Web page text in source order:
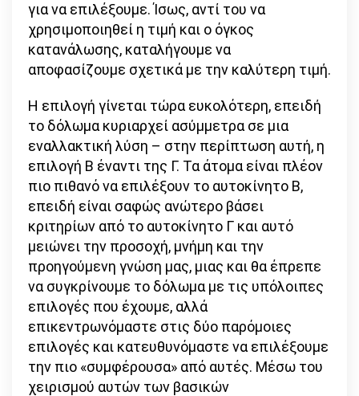
για να επιλέξουμε. Ίσως, αντί του να
χρησιμοποιηθεί η τιμή και ο όγκος
κατανάλωσης, καταλήγουμε να
αποφασίζουμε σχετικά με την καλύτερη τιμή.
Η επιλογή γίνεται τώρα ευκολότερη, επειδή
το δόλωμα κυριαρχεί ασύμμετρα σε μια
εναλλακτική λύση – στην περίπτωση αυτή, η
επιλογή Β έναντι της Γ. Τα άτομα είναι πλέον
πιο πιθανό να επιλέξουν το αυτοκίνητο Β,
επειδή είναι σαφώς ανώτερο βάσει
κριτηρίων από το αυτοκίνητο Γ και αυτό
μειώνει την προσοχή, μνήμη και την
προηγούμενη γνώση μας, μιας και θα έπρεπε
να συγκρίνουμε το δόλωμα με τις υπόλοιπες
επιλογές που έχουμε, αλλά
επικεντρωνόμαστε στις δύο παρόμοιες
επιλογές και κατευθυνόμαστε να επιλέξουμε
την πιο «συμφέρουσα» από αυτές. Μέσω του
χειρισμού αυτών των βασικών